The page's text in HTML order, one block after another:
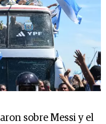
sobre Messi y el